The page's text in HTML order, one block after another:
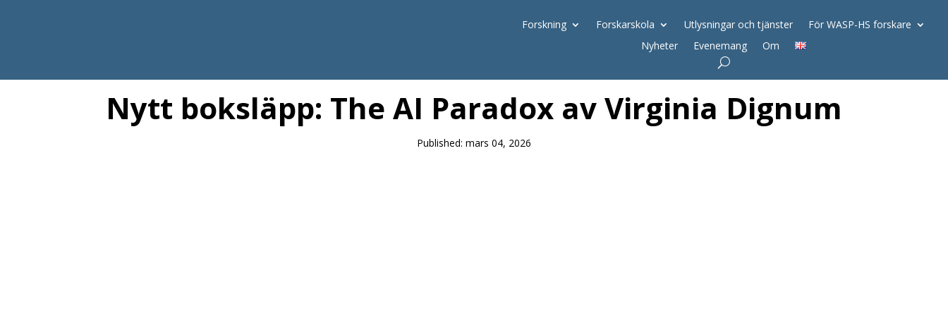
Forskning Forskarskola Utlysningar och tjänster
För WASP-HS forskare
Nyheter
Evenemang Om
Nytt boksläpp: The AI Paradox av Virginia Dignum
Published: mars 04, 2026